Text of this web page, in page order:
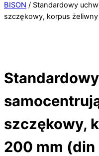
BISON / Standardowy
szczękowy, korpus
szczękowy,
200 mm